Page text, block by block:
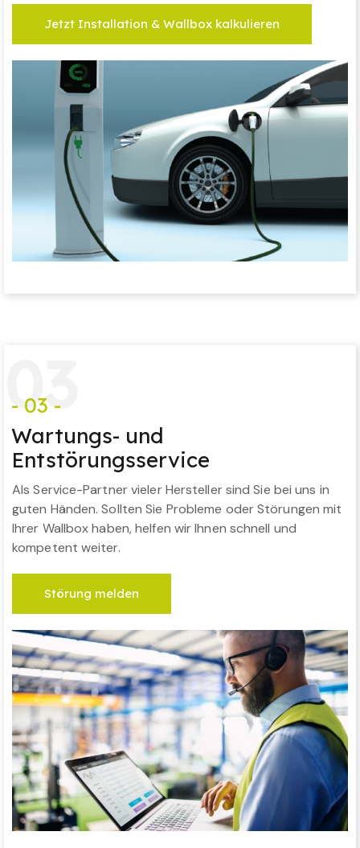
Jetzt Installation & Wallbox kalkulieren
03
- 03 -
Wartungs- und
Entstörungsservice
Als Service-Partner vieler Hersteller sind Sie bei uns in
guten Händen. Sollten Sie Probleme oder Störungen mit
Ihrer Wallbox haben, helfen wir Ihnen schnell und
kompetent weiter.
Störung melden